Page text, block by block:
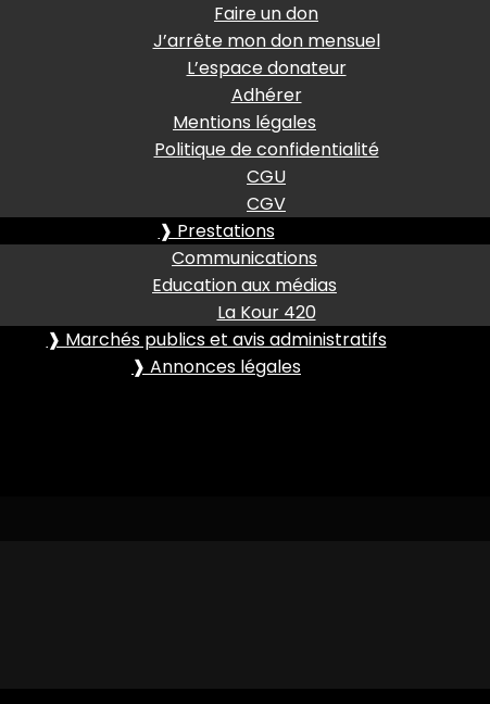
Faire un don
J’arrête mon don mensuel
L’espace donateur
Adhérer
Mentions légales
Politique de confidentialité
CGU
CGV
❱ Prestations
Communications
Education aux médias
La Kour 420
❱ Marchés publics et avis administratifs
❱ Annonces légales